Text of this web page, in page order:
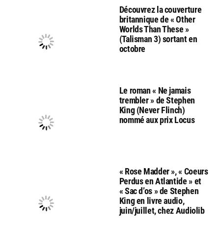
Découvrez la couverture
britannique de « Other
Worlds Than These »
(Talisman 3) sortant en
octobre
Le roman « Ne jamais
trembler » de Stephen
King (Never Flinch)
nommé aux prix Locus
« Rose Madder », « Coeurs
Perdus en Atlantide » et
« Sac d’os » de Stephen
King en livre audio,
juin/juillet, chez Audiolib